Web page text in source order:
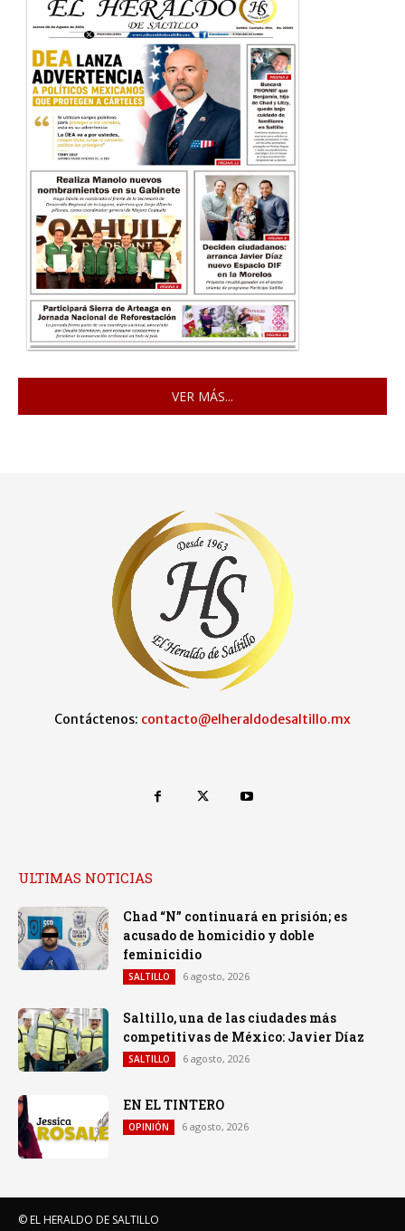
VER MÁS...
Contáctenos: contacto@elheraldodesaltillo.mx
ULTIMAS NOTICIAS
Chad “N” continuará en prisión; es
acusado de homicidio y doble
feminicidio
SALTILLO 6 agosto, 2026
Saltillo, una de las ciudades más
competitivas de México: Javier Díaz
SALTILLO 6 agosto, 2026
EN EL TINTERO
OPINIÓN 6 agosto, 2026
© EL HERALDO DE SALTILLO